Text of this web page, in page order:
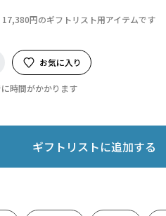
17,380円のギフトリスト用アイテムです
お気に入り
時間がかかります
ギフトリストに追加する